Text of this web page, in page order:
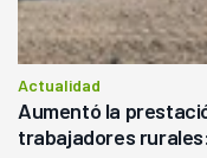
Actualidad
Aumentó la
trabajadores